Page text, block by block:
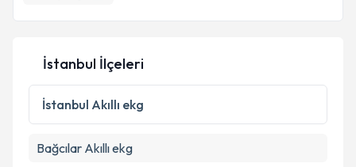
İstanbul İlçeleri
İstanbul Akıllı ekg
Bağcılar Akıllı ekg